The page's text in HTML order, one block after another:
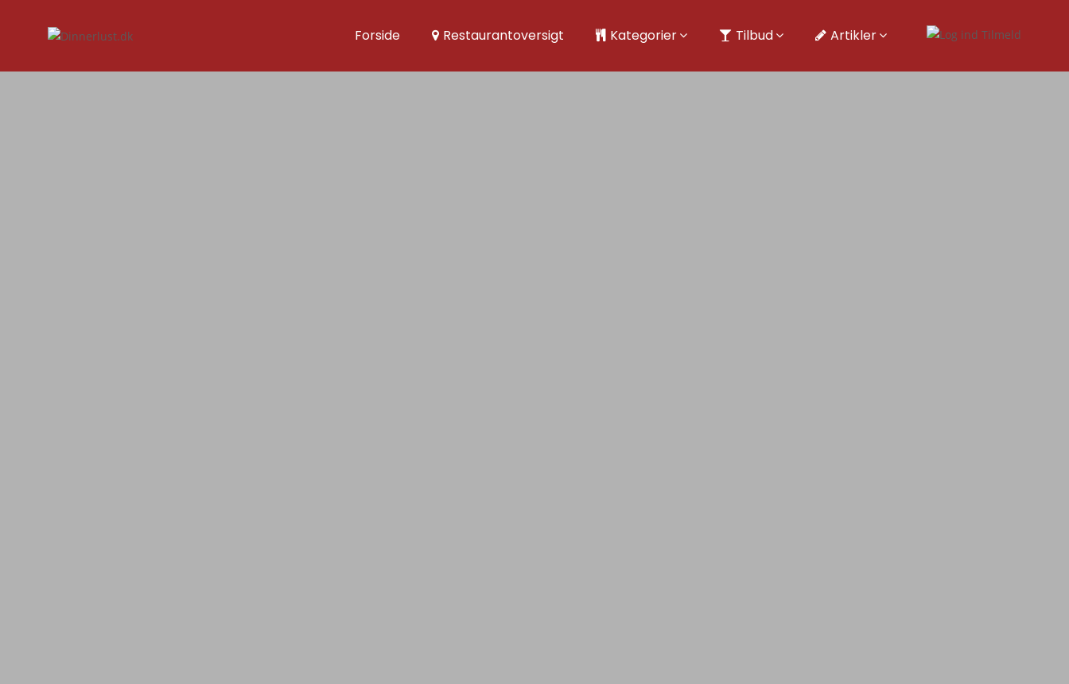
Forside Restaurantoversigt Kategorier Tilbud Artikler